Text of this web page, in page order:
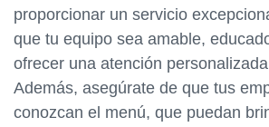
proporcionar un servicio
que tu equipo sea amable,
ofrecer una atención
Además, asegúrate de que tus
conozcan el menú, que puedan